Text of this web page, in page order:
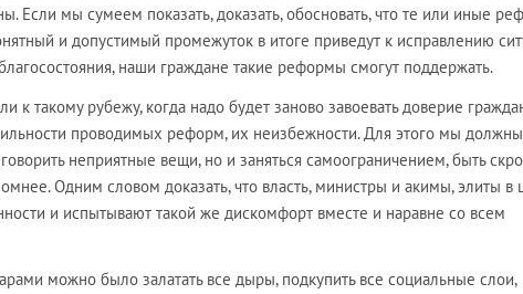
Если мы сумеем показать, доказать, обосновать, что те или иные
и допустимый промежуток в итоге приведут к исправлению
наши граждане такие реформы смогут поддержать.
к такому рубежу, когда надо будет заново завоевать доверие
проводимых реформ, их неизбежности. Для этого мы
говорить неприятные вещи, но и заняться самоограничением, быть
Одним словом доказать, что власть, министры и акимы, элиты в
и испытывают такой же дискомфорт вместе и наравне со всем
можно было залатать все дыры, подкупить все социальные слои,